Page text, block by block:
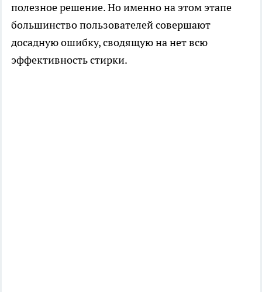
полезное решение. Но именно на этом этапе
большинство пользователей совершают
досадную ошибку, сводящую на нет всю
эффективность стирки.